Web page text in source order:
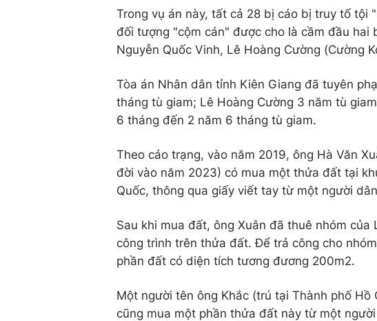
Trong vụ án này, tất cả 28 bị cáo bị truy tố tội
đối tượng "cộm cán" được cho là cầm đầu hai
Nguyễn Quốc Vinh, Lê Hoàng Cường (Cường
Tòa án Nhân dân tỉnh Kiên Giang đã tuyên
tháng tù giam; Lê Hoàng Cường 3 năm tù
6 tháng đến 2 năm 6 tháng tù giam.
Theo cáo trạng, vào năm 2019, ông Hà Văn
đời vào năm 2023) có mua một thửa đất tại
Quốc, thông qua giấy viết tay từ một người
Sau khi mua đất, ông Xuân đã thuê nhóm
công trình trên thửa đất. Để trả công cho
phần đất có diện tích tương đương 200m2.
Một người tên ông Khắc (trú tại Thành phố
cũng mua một phần thửa đất này từ một